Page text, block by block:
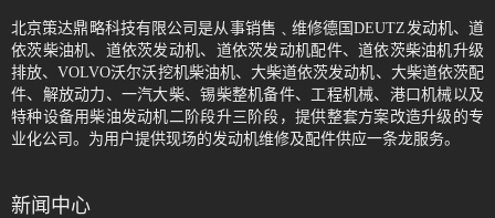
北京策达鼎略科技有限公司是从事销售﹑维修德国DEUTZ发动机、道
依茨柴油机、道依茨发动机、道依茨发动机配件、道依茨柴油机升级
排放、VOLVO沃尔沃挖机柴油机、大柴道依茨发动机、大柴道依茨配
件、解放动力、一汽大柴、锡柴整机备件、工程机械、港口机械以及
特种设备用柴油发动机二阶段升三阶段，提供整套方案改造升级的专
业化公司。为用户提供现场的发动机维修及配件供应一条龙服务。
新闻中心